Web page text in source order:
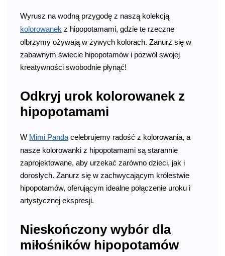
Wyrusz na wodną przygodę z naszą kolekcją
kolorowanek z hipopotamami, gdzie te rzeczne
olbrzymy ożywają w żywych kolorach. Zanurz się w
zabawnym świecie hipopotamów i pozwól swojej
kreatywności swobodnie płynąć!
Odkryj urok kolorowanek z
hipopotamami
W Mimi Panda celebrujemy radość z kolorowania, a
nasze kolorowanki z hipopotamami są starannie
zaprojektowane, aby urzekać zarówno dzieci, jak i
dorosłych. Zanurz się w zachwycającym królestwie
hipopotamów, oferującym idealne połączenie uroku i
artystycznej ekspresji.
Nieskończony wybór dla
miłośników hipopotamów